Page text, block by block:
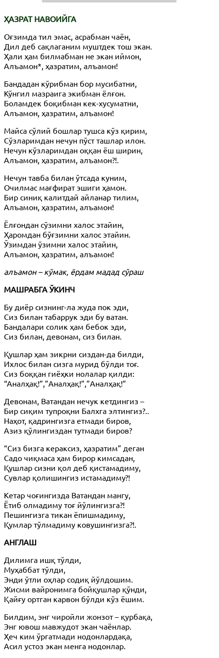
ҲАЗРАТ НАВОИЙГА
Оғзимда тил эмас, асрабман чаён,
Дил деб сақлаганим муштдек тош экан.
Ҳали ҳам билмабман не экан иймон,
Алъамон*, ҳазратим, алъамон!
Бандадан кўрибман бор мусибатни,
Кўнгил мазраига экибман ёлғон.
Боламдек боқибман кек-хусуматни,
Алъамон, ҳазратим, алъамон!
Майса сўлий бошлар тушса кўз қирим,
Сўзларимдан нечун пўст ташлар илон.
Нечун кўзларимдан оққан ёш ширин,
Алъамон, ҳазратим, алъамон?!.
Нечун тавба билан ўтсада куним,
Очилмас мағфират эшиги ҳамон.
Бир синиқ калитдай айланар тилим,
Алъамон, ҳазратим, алъамон!
Ёлғондан сўзимни халос этайин,
Ҳаромдан бўғзимни халос этайин.
Ўзимдан ўзимни халос этайин,
Алъамон, ҳазратим, алъамон!
алъамон – кўмак, ёрдам мадад сўраш
МАШРАБГА ЎКИНЧ
Бу диёр сизнинг-ла жуда пок эди,
Сиз билан табаррук эди бу ватан.
Бандалари солик ҳам бебок эди,
Сиз билан, девонам, сиз билан.
Қушлар ҳам зикрни сиздан-да билди,
Ихлос билан сизга мурид бўлди тоғ.
Сиз боққан гиёҳки нолалар қилди:
“Аналҳақ!”,”Аналҳақ!”,”Аналҳақ!”
Девонам, Ватандан нечук кетдингиз –
Бир сиқим тупроқни Балхга элтингиз?..
Наҳот, қадрингизга етмади биров,
Азиз қўлингиздан тутмади биров?
“Сиз бизга кераксиз, ҳазратим” деган
Садо чиқмаса ҳам бирор кимсадан,
Қушлар сизни қол деб қистамадиму,
Сувлар қолишингиз истамадиму?!
Кетар чоғингизда Ватандан мангу,
Ётиб олмадиму тоғ йўлингизга?!
Пешингизга тикан ёпишмадиму,
Қумлар тўлмадиму ковушингизга?!.
АНГЛАШ
Дилимга ишқ тўлди,
Муҳаббат тўлди,
Энди ўтли оҳлар содиқ йўлдошим.
Жисми вайронимга бойқушлар қўнди,
Қайғу ортган карвон бўлди кўз ёшим.
Билдим, энг чиройли жонзот – қурбақа,
Энг ювош мавжудот экан чаёнлар.
Ҳеч ким ўргатмади нодонлардақа,
Асил устоз экан менга нодонлар.